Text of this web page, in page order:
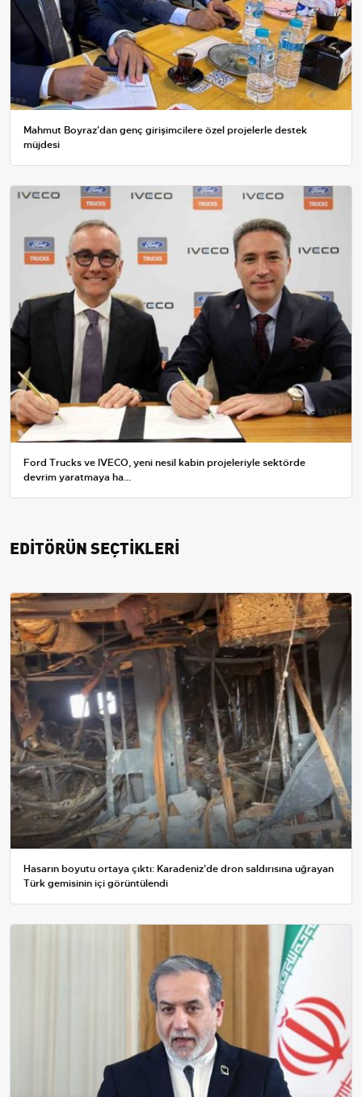
Mahmut Boyraz'dan genç girişimcilere özel projelerle destek
müjdesi
Ford Trucks ve IVECO, yeni nesil kabin projeleriyle sektörde
devrim yaratmaya ha...
EDİTÖRÜN SEÇTİKLERİ
Hasarın boyutu ortaya çıktı: Karadeniz'de dron saldırısına uğrayan
Türk gemisinin içi görüntülendi